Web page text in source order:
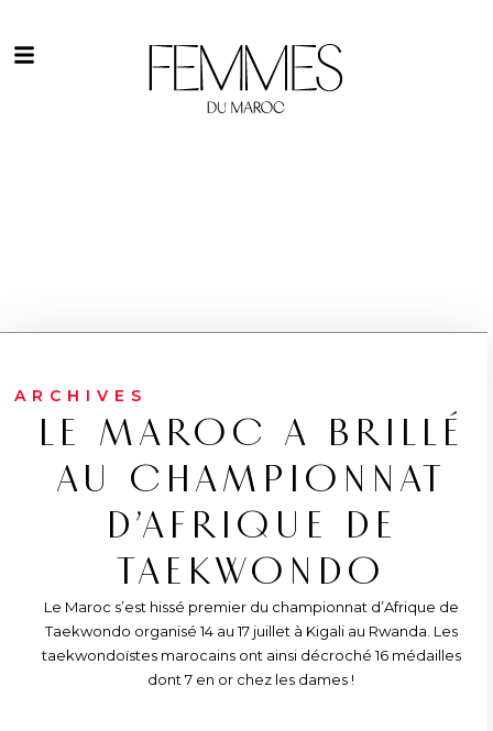
ARCHIVES
LE MAROC A BRILLÉ
AU CHAMPIONNAT
D’AFRIQUE DE
TAEKWONDO
Le Maroc s’est hissé premier du championnat d’Afrique de
Taekwondo organisé 14 au 17 juillet à Kigali au Rwanda. Les
taekwondoïstes marocains ont ainsi décroché 16 médailles
dont 7 en or chez les dames !